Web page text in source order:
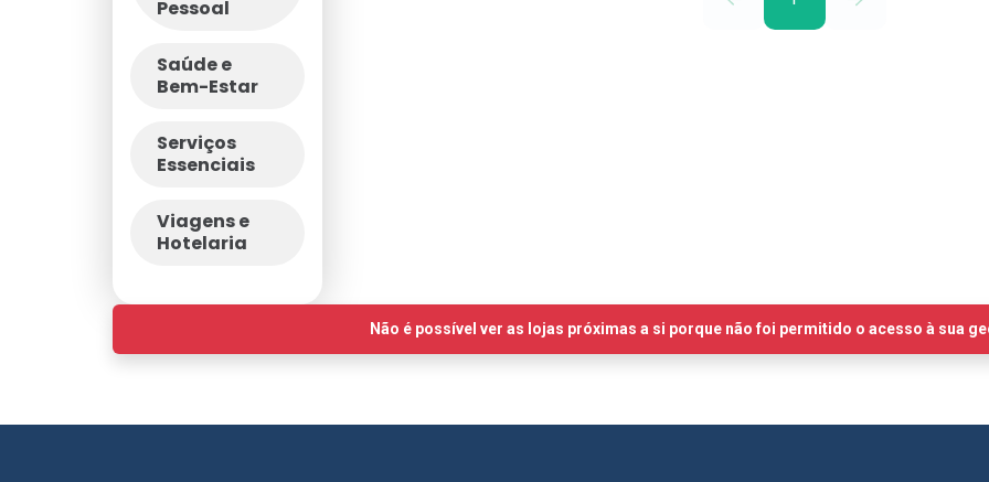
Pessoal
Saúde e
Bem-Estar
Serviços
Essenciais
Viagens e
Hotelaria